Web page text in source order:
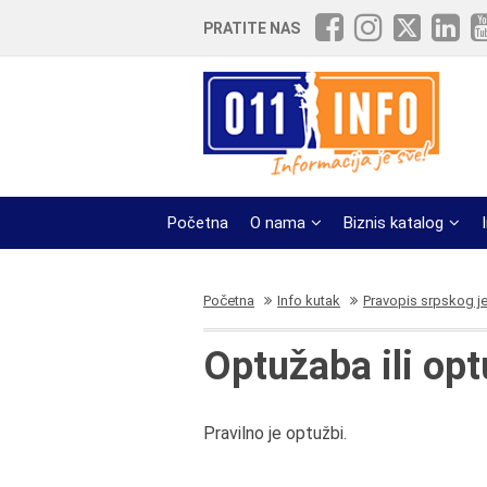
PRATITE NAS
Početna O nama Biznis katalog
Početna Info kutak Pravopis srpskog
Optužaba ili
Pravilno je optužbi.